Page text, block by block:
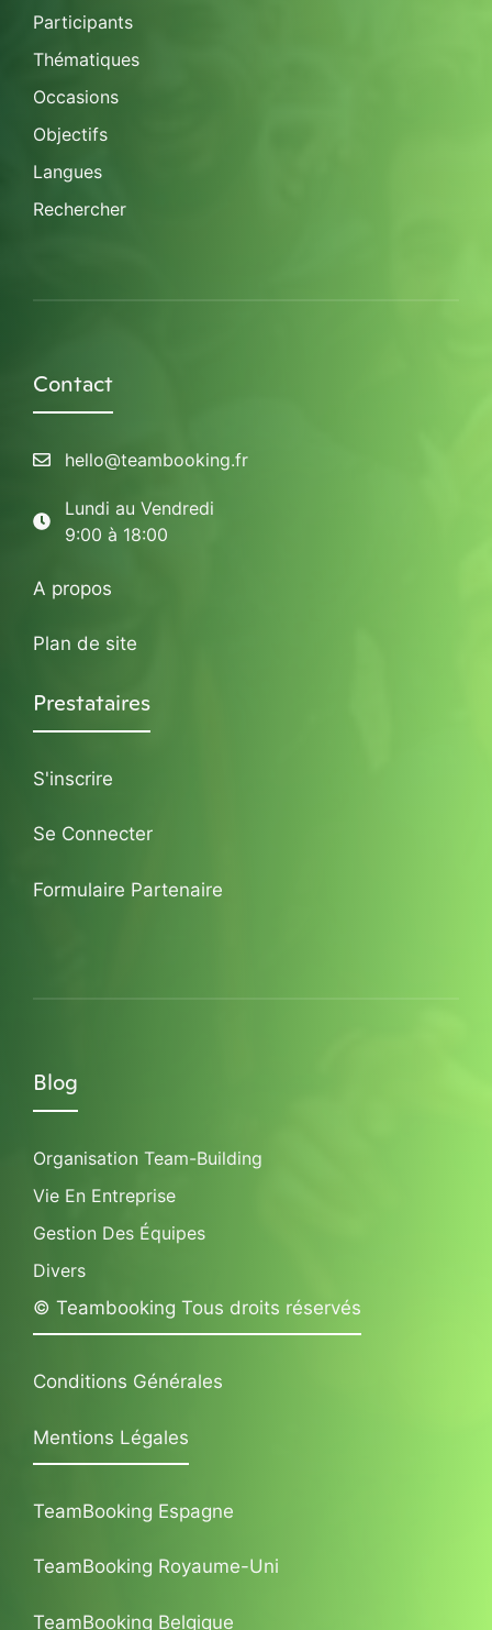
Participants
Thématiques
Occasions
Objectifs
Langues
Rechercher
Contact
hello@teambooking.fr
Lundi au Vendredi
9:00 à 18:00
A propos
Plan de site
Prestataires
S'inscrire
Se Connecter
Formulaire Partenaire
Blog
Organisation Team-Building
Vie En Entreprise
Gestion Des Équipes
Divers
© Teambooking Tous droits réservés
Conditions Générales
Mentions Légales
TeamBooking Espagne
TeamBooking Royaume-Uni
TeamBooking Belgique